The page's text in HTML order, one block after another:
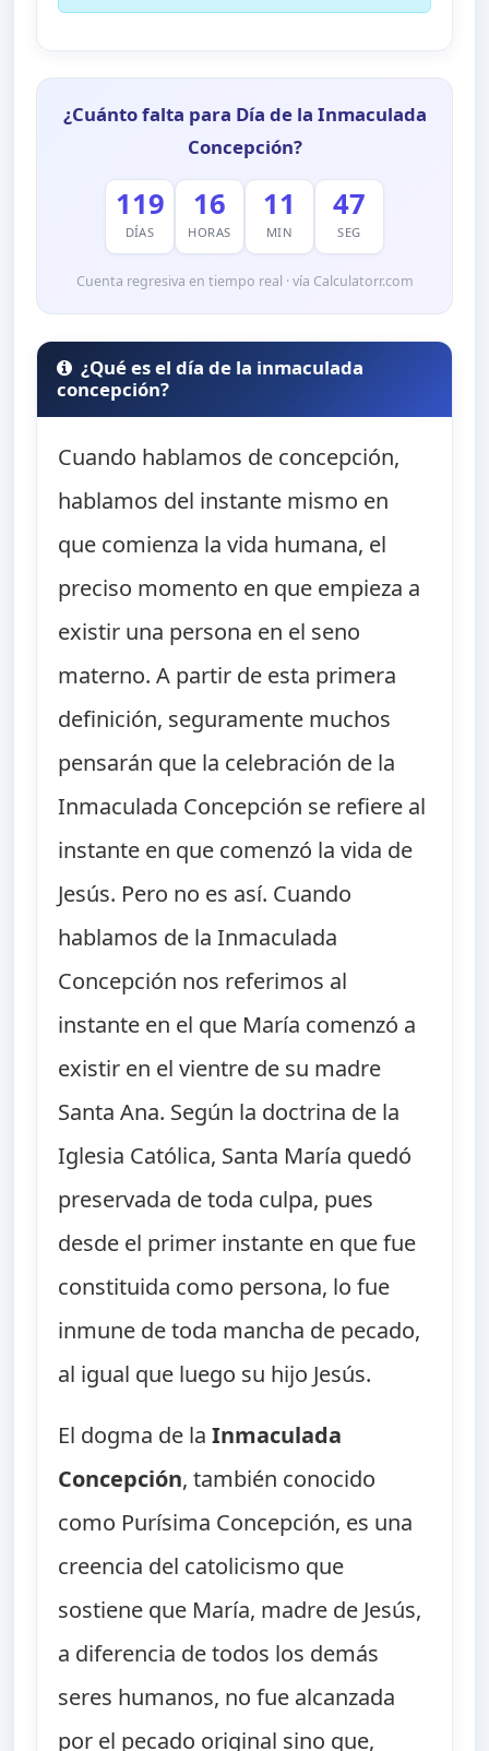
¿Cuánto falta para Día de la Inmaculada
Concepción?
119
DÍAS
16
HORAS
11
MIN
46
SEG
Cuenta regresiva en tiempo real · vía Calculatorr.com
¿Qué es el día de la inmaculada
concepción?
Cuando hablamos de concepción,
hablamos del instante mismo en
que comienza la vida humana, el
preciso momento en que empieza a
existir una persona en el seno
materno. A partir de esta primera
definición, seguramente muchos
pensarán que la celebración de la
Inmaculada Concepción se refiere al
instante en que comenzó la vida de
Jesús. Pero no es así. Cuando
hablamos de la Inmaculada
Concepción nos referimos al
instante en el que María comenzó a
existir en el vientre de su madre
Santa Ana. Según la doctrina de la
Iglesia Católica, Santa María quedó
preservada de toda culpa, pues
desde el primer instante en que fue
constituida como persona, lo fue
inmune de toda mancha de pecado,
al igual que luego su hijo Jesús.
El dogma de laInmaculada
Concepción, también conocido
como Purísima Concepción, es una
creencia del catolicismo que
sostiene que María, madre de Jesús,
a diferencia de todos los demás
seres humanos, no fue alcanzada
por el pecado original sino que,